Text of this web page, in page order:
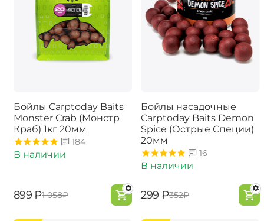
Бойлы Carptoday Baits
Monster Crab (Монстр
Краб) 1кг 20мм
184
В наличии
‍899‍ ₽‍1 058‍₽
Бойлы насадочные
Carptoday Baits Demon
Spice (Острые Специи)
20мм
16
В наличии
‍299‍ ₽‍352‍₽